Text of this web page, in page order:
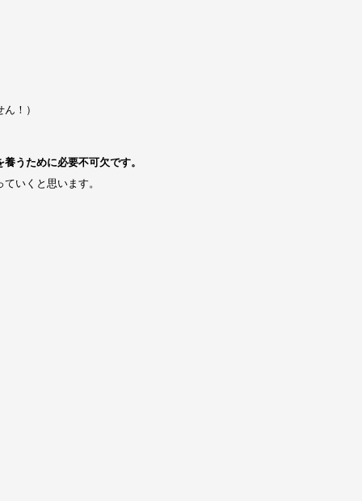
！）
うために必要不可欠です。
いくと思います。